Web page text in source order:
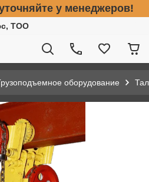
у менеджеров!
ТОО
оборудование